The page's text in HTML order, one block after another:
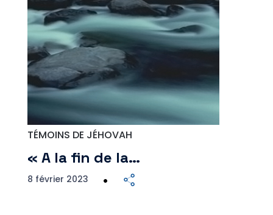
TÉMOINS DE JÉHOVAH
« A la fin de la…
8 février 2023